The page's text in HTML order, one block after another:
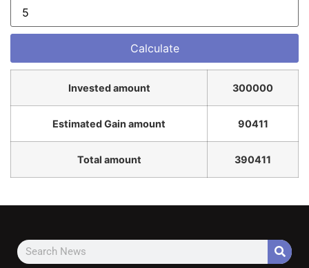
Invested amount 300000
Estimated Gain amount 90411
Total amount 390411